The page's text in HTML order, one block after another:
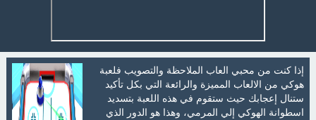
إذا كنت من محبي العاب الملاحظة والتصويب فلعبة
هوكي من الالعاب المميزة والرائعة التي بكل تأكيد
ستنال إعجابك حيث ستقوم في هذه اللعبة بتسديد
اسطوانة الهوكي إلي المرمي، وهذا هو الدور الذي